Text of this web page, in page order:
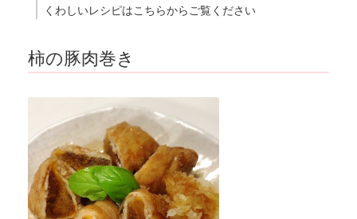
くわしいレシピはこちらからご覧ください
柿の豚肉巻き